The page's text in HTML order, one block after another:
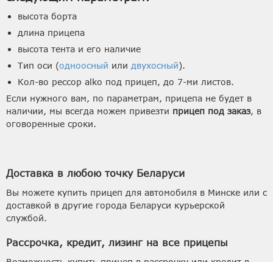
высота борта
длина прицепа
высота тента и его наличие
Тип оси (одноосный или двухосный).
Кол-во рессор alko под прицеп, до 7-ми листов.
Если нужного вам, по параметрам, прицепа не будет в
наличии, мы всегда можем привезти прицеп под заказ, в
оговоренные сроки.
Доставка в любою точку Беларуси
Вы можете купить прицеп для автомобиля в Минске или с
доставкой в другие города Беларуси курьерской
службой.
Рассрочка, кредит, лизинг на все прицепы